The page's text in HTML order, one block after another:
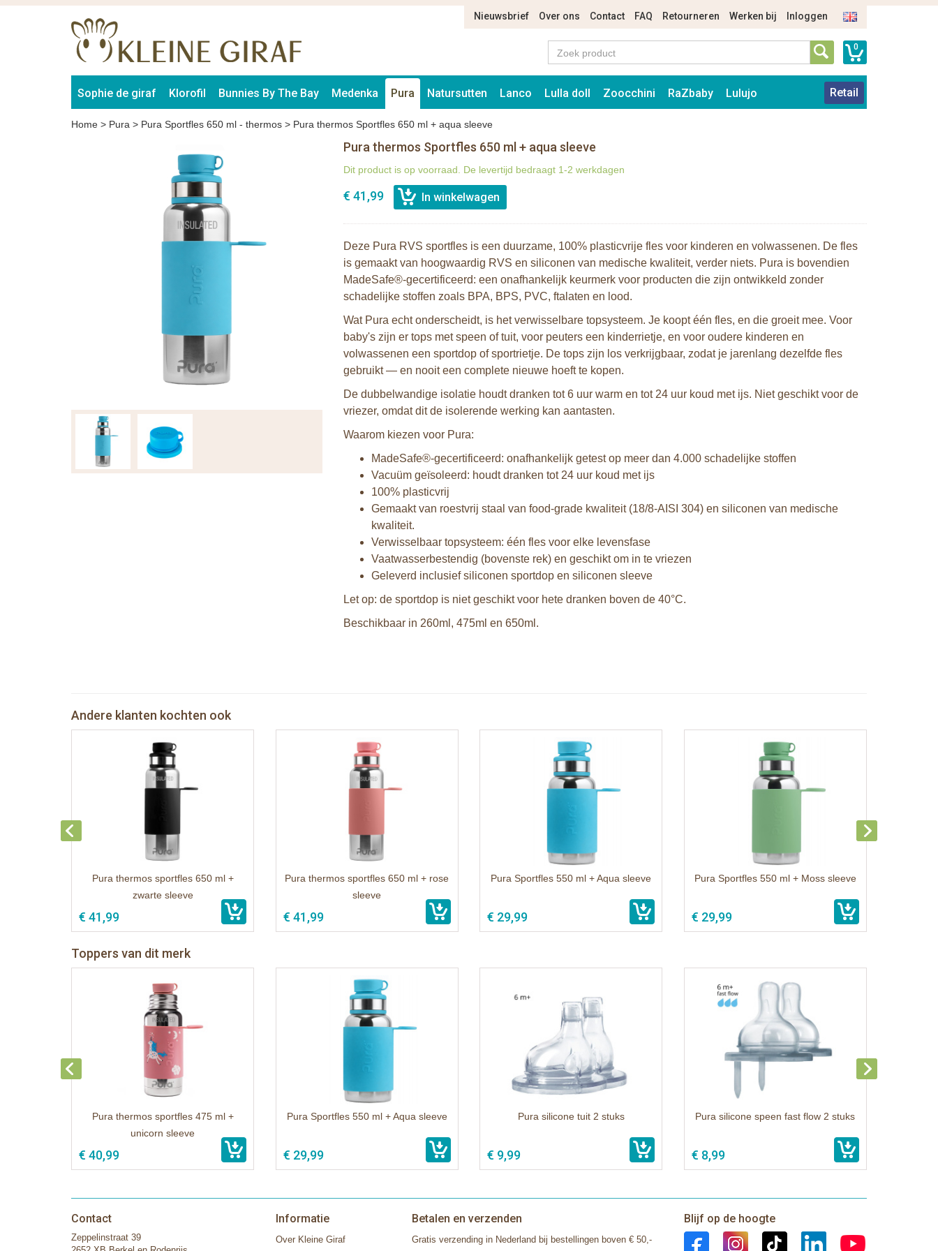
Nieuwsbrief Over ons Contact FAQ Retourneren Werken bij Inloggen
0
Sophie de giraf Klorofil Bunnies By The Bay Medenka Pura Natursutten Lanco Lulla doll Zoocchini RaZbaby Lulujo Retail
Home > Pura > Pura Sportfles 650 ml - thermos > Pura thermos Sportfles 650 ml + aqua sleeve
Pura thermos Sportfles 650 ml + aqua sleeve
Dit product is op voorraad. De levertijd bedraagt 1-2 werkdagen
€ 41,99
Deze Pura RVS sportfles is een duurzame, 100% plasticvrije fles voor kinderen en volwassenen. De fles
is gemaakt van hoogwaardig RVS en siliconen van medische kwaliteit, verder niets. Pura is bovendien
MadeSafe®-gecertificeerd: een onafhankelijk keurmerk voor producten die zijn ontwikkeld zonder
schadelijke stoffen zoals BPA, BPS, PVC, ftalaten en lood.
Wat Pura echt onderscheidt, is het verwisselbare topsysteem. Je koopt één fles, en die groeit mee. Voor
baby's zijn er tops met speen of tuit, voor peuters een kinderrietje, en voor oudere kinderen en
volwassenen een sportdop of sportrietje. De tops zijn los verkrijgbaar, zodat je jarenlang dezelfde fles
gebruikt — en nooit een complete nieuwe hoeft te kopen.
De dubbelwandige isolatie houdt dranken tot 6 uur warm en tot 24 uur koud met ijs. Niet geschikt voor de
vriezer, omdat dit de isolerende werking kan aantasten.
Waarom kiezen voor Pura:
MadeSafe®-gecertificeerd: onafhankelijk getest op meer dan 4.000 schadelijke stoffen
Vacuüm geïsoleerd: houdt dranken tot 24 uur koud met ijs
100% plasticvrij
Gemaakt van roestvrij staal van food-grade kwaliteit (18/8-AISI 304) en siliconen van medische
kwaliteit.
Verwisselbaar topsysteem: één fles voor elke levensfase
Vaatwasserbestendig (bovenste rek) en geschikt om in te vriezen
Geleverd inclusief siliconen sportdop en siliconen sleeve
Let op: de sportdop is niet geschikt voor hete dranken boven de 40°C.
Beschikbaar in 260ml, 475ml en 650ml.
Andere klanten kochten ook
Pura thermos sportfles 650 ml +
zwarte sleeve
€ 41,99
Pura thermos sportfles 650 ml + rose
sleeve
€ 41,99
Pura Sportfles 550 ml + Aqua sleeve
€ 29,99
Pura Sportfles 550 ml + Moss sleeve
€ 29,99
Toppers van dit merk
Pura thermos sportfles 475 ml +
unicorn sleeve
€ 40,99
Pura Sportfles 550 ml + Aqua sleeve
€ 29,99
Pura silicone tuit 2 stuks
€ 9,99
Pura silicone speen fast flow 2 stuks
€ 8,99
Contact
Zeppelinstraat 39
Informatie
Over Kleine Giraf
Betalen en verzenden
Gratis verzending in Nederland bij bestellingen boven € 50,-
Blijf op de hoogte